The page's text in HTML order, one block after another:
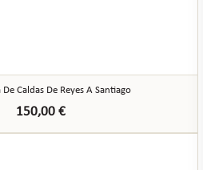
Caldas De Reyes A Santiago
150,00 €